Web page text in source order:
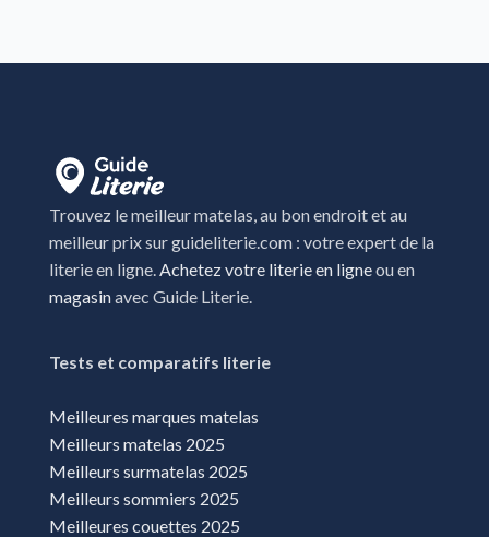
Magasins literie Wittenheim
Trouvez le meilleur matelas, au bon endroit et au
meilleur prix sur guideliterie.com : votre expert de la
literie en ligne. Achetez votre literie en ligneou en
magasinavec Guide Literie.
Tests et comparatifs literie
Meilleures marques matelas
Meilleurs matelas 2025
Meilleurs surmatelas 2025
Meilleurs sommiers 2025
Meilleures couettes 2025